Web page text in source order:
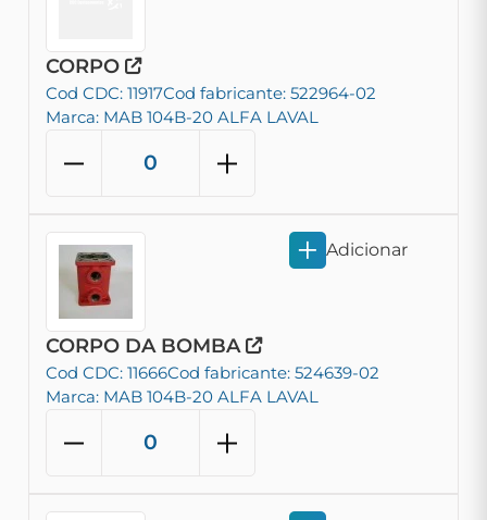
CORPO
Cod CDC: 11917Cod fabricante: 522964-02
Marca: MAB 104B-20 ALFA LAVAL
CORPO DA BOMBA
Cod CDC: 11666Cod fabricante: 524639-02
Marca: MAB 104B-20 ALFA LAVAL
Adicionar